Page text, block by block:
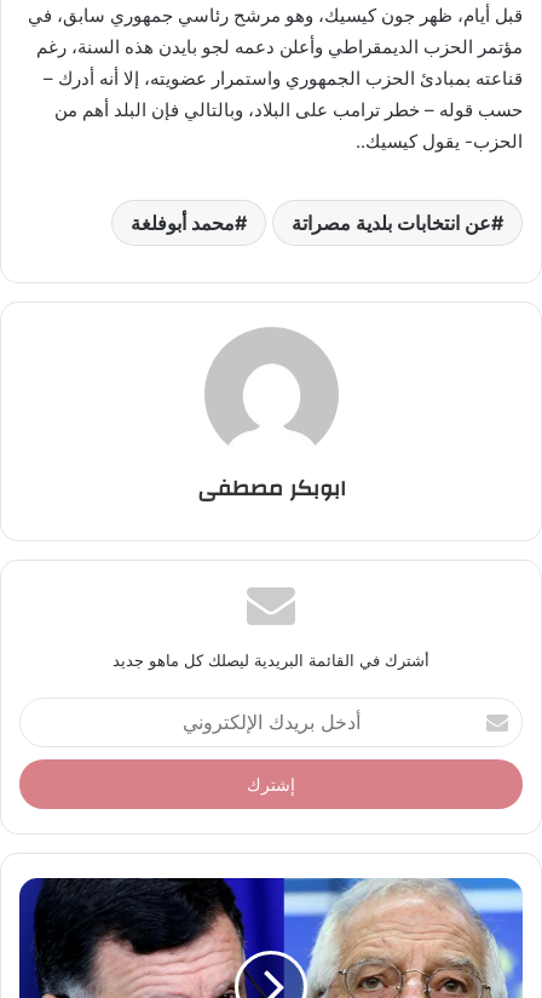
قبل أيام، ظهر جون كيسيك، وهو مرشح رئاسي جمهوري سابق، في
مؤتمر الحزب الديمقراطي وأعلن دعمه لجو بايدن هذه السنة، رغم
قناعته بمبادئ الحزب الجمهوري واستمرار عضويته، إلا أنه أدرك –
حسب قوله – خطر ترامب على البلاد، وبالتالي فإن البلد أهم من
الحزب- يقول كيسيك..
عن انتخابات بلدية مصراتة محمد أبوفلغة
ابوبكر مصطفى
أشترك في القائمة البريدية ليصلك كل ماهو جديد
أ
د
خ
ل
ر
د
ك
إ